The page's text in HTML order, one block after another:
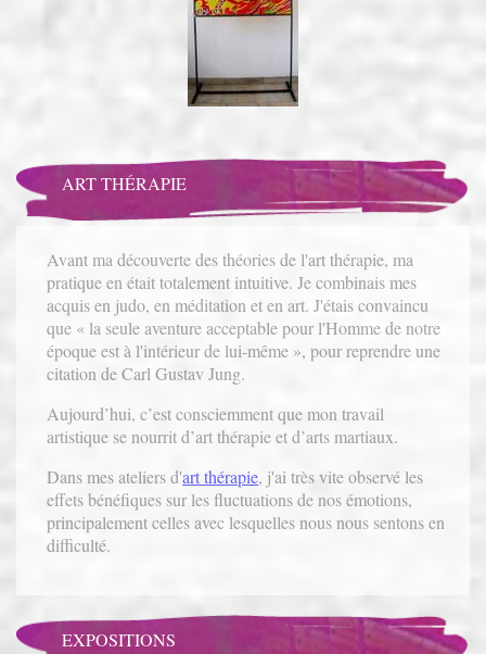
ART THÉRAPIE
Avant ma découverte des théories de l'art thérapie, ma
pratique en était totalement intuitive. Je combinais mes
acquis en judo, en méditation et en art. J'étais convaincu
que « la seule aventure acceptable pour l'Homme de notre
époque est à l'intérieur de lui-même », pour reprendre une
citation de Carl Gustav Jung.
Aujourd’hui, c’est consciemment que mon travail
artistique se nourrit d’art thérapie et d’arts martiaux.
Dans mes ateliers d'art thérapie, j'ai très vite observé les
effets bénéfiques sur les fluctuations de nos émotions,
principalement celles avec lesquelles nous nous sentons en
difficulté.
EXPOSITIONS